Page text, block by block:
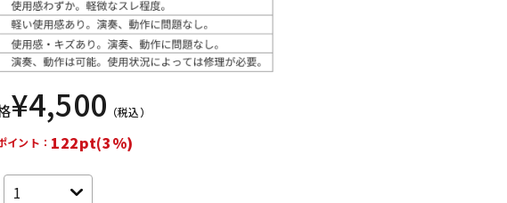
ーディン 配信/ライブ
機器
¥4,500 （税込）
イント： 122pt(3%)